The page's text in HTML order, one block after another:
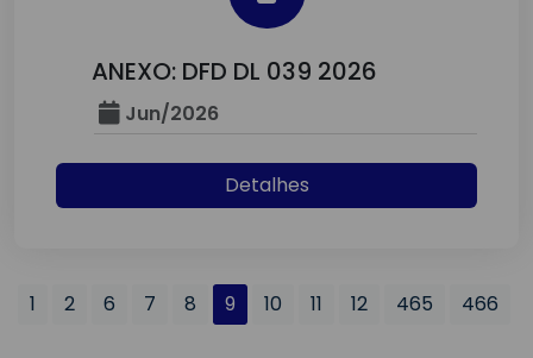
ANEXO: DFD DL 039 2026
Jun/2026
Detalhes
1 2 6 7 8 9 10 11 12 465 466